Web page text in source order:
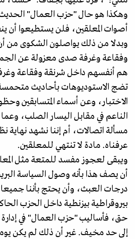
وهكذا هو حال "حزب العمال"
أصوات المعلقين، فلن يستطيعوا أن
وبدلا من ذلك يواصلون الشكوى من
وفقاعة وغرفة صدى معزولة عن
هم أنفسهم داخل شرنقة وفقاعة
تضج الاستوديوهات بأحاديث
الاختبار، وعن أسماء المتسابقين
الناعم في مقابل اليسار الصلب، وعما
مسألة اتصالات، أم إننا نشهد نهاية
عرفناه. مادة لا تنتهي للمعلقين.
ويبقى لعجوز مفسد للمتعة مثل
أن يصف هذا بأنه وصول السياسة
درجات العبث، وأن يحتج بأننا
بيروقراطية بيزنطية داخل الحزب
حق، فأساليب "حزب العمال" في إدارة
إلى حد مخيف. غير أن ذلك لم يكن